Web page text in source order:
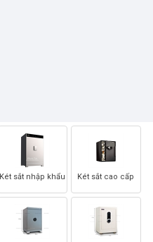
Két sắt nhập khẩu Két sắt cao cấp